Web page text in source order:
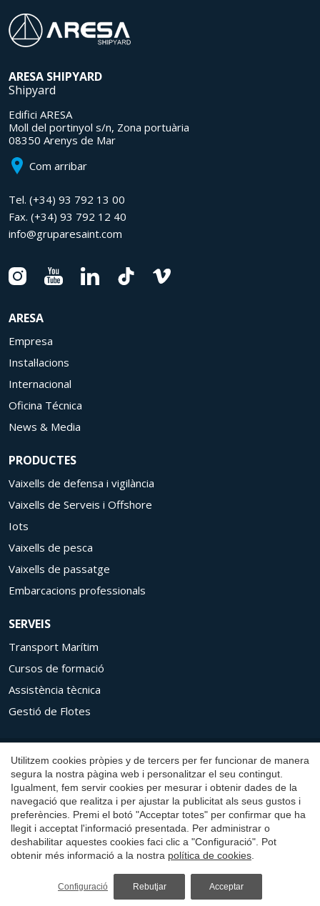
ARESA SHIPYARD
Shipyard
Edifici ARESA
Moll del portinyol s/n, Zona portuària
08350 Arenys de Mar
Com arribar
Tel. (+34) 93 792 13 00
Fax. (+34) 93 792 12 40
info@gruparesaint.com
ARESA
Empresa
Instal·lacions
Internacional
Oficina Técnica
News & Media
PRODUCTES
Vaixells de defensa i vigilància
Vaixells de Serveis i Offshore
Iots
Vaixells de pesca
Vaixells de passatge
Embarcacions professionals
SERVEIS
Transport Marítim
Cursos de formació
Assistència tècnica
Gestió de Flotes
Copyright © 2026 Aresa Shipyard
Avís Legal
Política de Privacitat
Política de Cookies
Canal de denúncies
iEstrategic
Utilitzem cookies pròpies y de tercers per fer funcionar de manera
segura la nostra pàgina web i personalitzar el seu contingut.
Igualment, fem servir cookies per mesurar i obtenir dades de la
navegació que realitza i per ajustar la publicitat als seus gustos i
preferències. Premi el botó "Acceptar totes" per confirmar que ha
llegit i acceptat l'informació presentada. Per administrar o
deshabilitar aquestes cookies faci clic a "Configuració". Pot
obtenir més informació a la nostra política de cookies
Configuració Rebutjar Acceptar
Guardar configuració